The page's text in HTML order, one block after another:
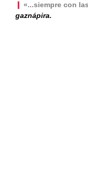
«...siempre con
gaznápira.